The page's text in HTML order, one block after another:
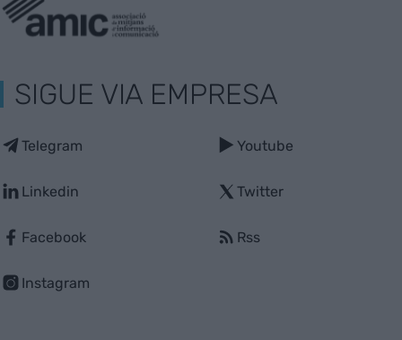
SIGUE VIA EMPRESA
Telegram
Linkedin
Facebook
Instagram
Youtube
Twitter
Rss